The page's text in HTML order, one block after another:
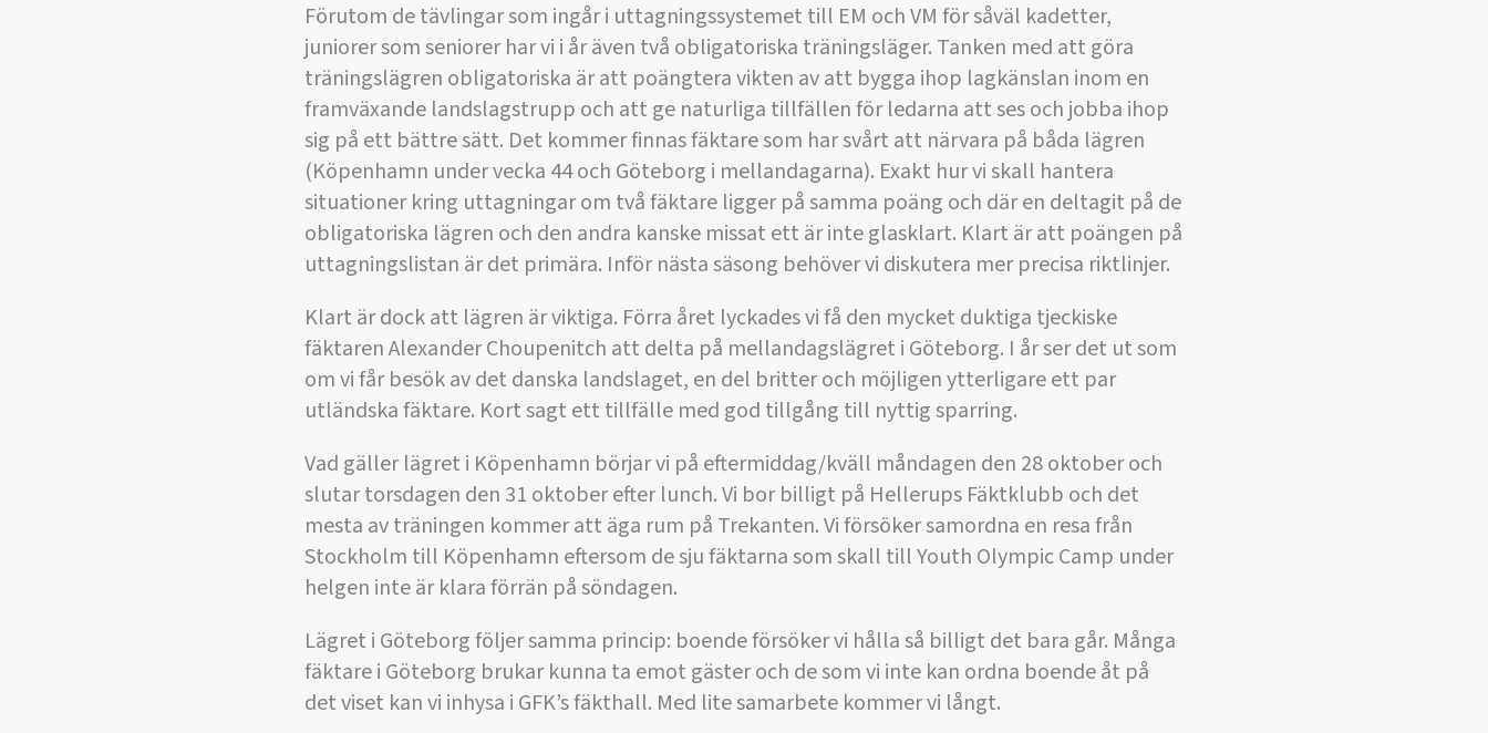
Förutom de tävlingar som ingår i uttagningssystemet till EM och VM för såväl kadetter,
juniorer som seniorer har vi i år även två obligatoriska träningsläger. Tanken med att göra
träningslägren obligatoriska är att poängtera vikten av att bygga ihop lagkänslan inom en
framväxande landslagstrupp och att ge naturliga tillfällen för ledarna att ses och jobba ihop
sig på ett bättre sätt. Det kommer finnas fäktare som har svårt att närvara på båda lägren
(Köpenhamn under vecka 44 och Göteborg i mellandagarna). Exakt hur vi skall hantera
situationer kring uttagningar om två fäktare ligger på samma poäng och där en deltagit på de
obligatoriska lägren och den andra kanske missat ett är inte glasklart. Klart är att poängen på
uttagningslistan är det primära. Inför nästa säsong behöver vi diskutera mer precisa riktlinjer.
Klart är dock att lägren är viktiga. Förra året lyckades vi få den mycket duktiga tjeckiske
fäktaren Alexander Choupenitch att delta på mellandagslägret i Göteborg. I år ser det ut som
om vi får besök av det danska landslaget, en del britter och möjligen ytterligare ett par
utländska fäktare. Kort sagt ett tillfälle med god tillgång till nyttig sparring.
Vad gäller lägret i Köpenhamn börjar vi på eftermiddag/kväll måndagen den 28 oktober och
slutar torsdagen den 31 oktober efter lunch. Vi bor billigt på Hellerups Fäktklubb och det
mesta av träningen kommer att äga rum på Trekanten. Vi försöker samordna en resa från
Stockholm till Köpenhamn eftersom de sju fäktarna som skall till Youth Olympic Camp under
helgen inte är klara förrän på söndagen.
Lägret i Göteborg följer samma princip: boende försöker vi hålla så billigt det bara går. Många
fäktare i Göteborg brukar kunna ta emot gäster och de som vi inte kan ordna boende åt på
det viset kan vi inhysa i GFK’s fäkthall. Med lite samarbete kommer vi långt.